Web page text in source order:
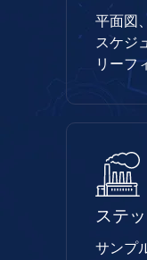
平面図
スケジ
リーフ
ステ
サンプ